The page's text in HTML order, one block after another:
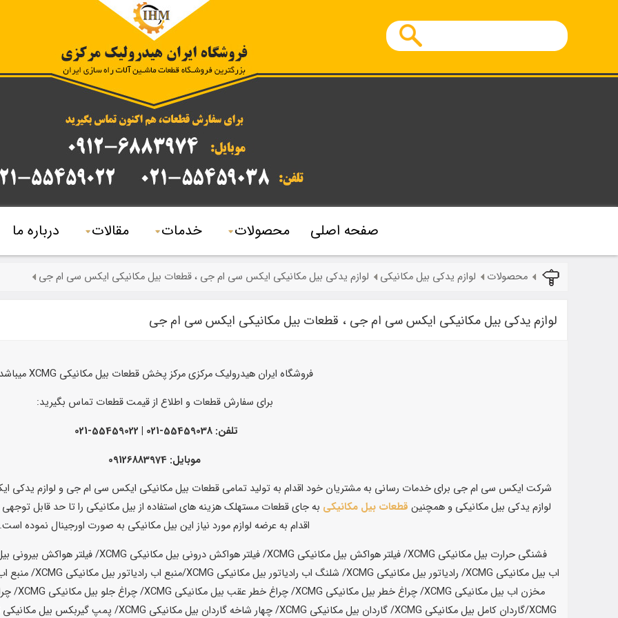
صفحه اصلی محصولات خدمات مقالات درباره ما
محصولات لوازم یدکی بیل مکانیکی لوازم یدکی بیل مکانیکی ایکس سی ام جی ، قطعات بیل مکانیکی ایکس سی ام جی
لوازم یدکی بیل مکانیکی ایکس سی ام جی ، قطعات بیل مکانیکی ایکس سی ام جی
فروشگاه ایران هیدرولیک مرکزی مرکز پخش قطعات بیل مکانیکی XCMG میباشد.
برای سفارش قطعات و اطلاع از قیمت قطعات تماس بگیرید:
تلفن: 55459038-021 | 55459022-021
موبایل: 09126883974
شرکت ایکس سی ام جی برای خدمات رسانی به مشتریان خود اقدام به تولید تمامی قطعات بیل مکانیکی ایکس سی ام جی و لوازم یدکی
لوازم یدکی بیل مکانیکی و همچنین قطعات بیل مکانیکی به جای قطعات مستهلک هزینه های استفاده از بیل مکانیکی را تا حد قابل
اقدام به عرضه لوازم مورد نیاز این بیل مکانیکی به صورت اورجینال نموده است.